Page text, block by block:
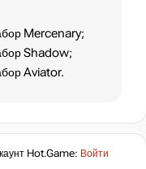
Mercenary;
Shadow;
Aviator.
Hot.Game: Войти